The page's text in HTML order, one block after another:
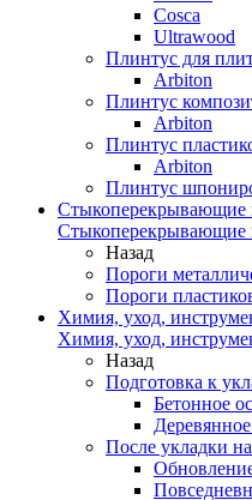
Cosca
Ultrawood
Плинтус для
Arbiton
Плинтус
Arbiton
Плинтус
Arbiton
Плинтус
Стыкоперекрывающие
Стыкоперекрывающие
Назад
Пороги
Пороги
Химия, уход,
Химия, уход,
Назад
Подготовка к
Бетонное
После укладки